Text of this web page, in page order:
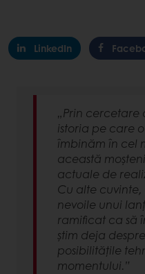
LinkedIn
„Prin
istoria pe care
îmbinăm în cel
această
actuale de
Cu alte
nevoile unui
ramificat ca să
știm deja
posibilitățile
momentului.”